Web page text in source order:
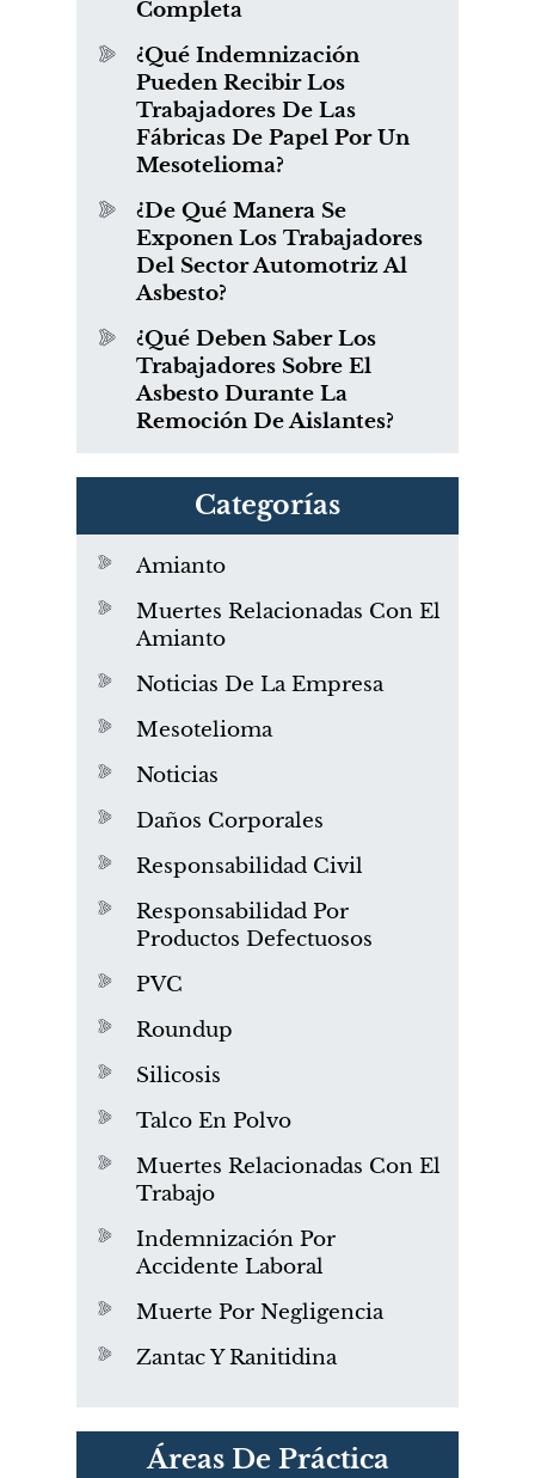
Completa
¿Qué Indemnización
Pueden Recibir Los
Trabajadores De Las
Fábricas De Papel Por Un
Mesotelioma?
¿De Qué Manera Se
Exponen Los Trabajadores
Del Sector Automotriz Al
Asbesto?
¿Qué Deben Saber Los
Trabajadores Sobre El
Asbesto Durante La
Remoción De Aislantes?
Categorías
Amianto
Muertes Relacionadas Con El
Amianto
Noticias De La Empresa
Mesotelioma
Noticias
Daños Corporales
Responsabilidad Civil
Responsabilidad Por
Productos Defectuosos
PVC
Roundup
Silicosis
Talco En Polvo
Muertes Relacionadas Con El
Trabajo
Indemnización Por
Accidente Laboral
Muerte Por Negligencia
Zantac Y Ranitidina
Áreas De Práctica
PVC Cloruro de polivinilo
Exposición